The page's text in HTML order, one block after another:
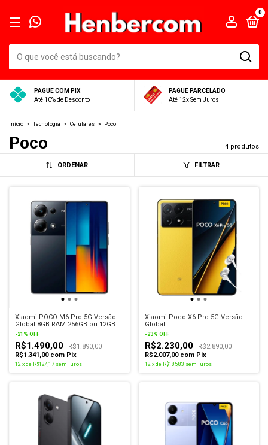
0
PAGUE COM PIX
Até 10% de Desconto
PAGUE PARCELADO
Até 12x Sem Juros
Início > Tecnologia > Celulares > Poco
Poco 4 produtos
ORDENAR FILTRAR
Xiaomi POCO M6 Pro 5G Versão
Global 8GB RAM 256GB ou 12GB
512GB
-21 % OFF
R$1.490,00
R$1.890,00
R$1.341,00 com Pix
12 x de R$124,17 sem juros
Xiaomi Poco X6 Pro 5G Versão
Global
-23% OFF
R$2.230,00 R$2.890,00
R$2.007,00 com Pix
12 x de R$185,83 sem juros